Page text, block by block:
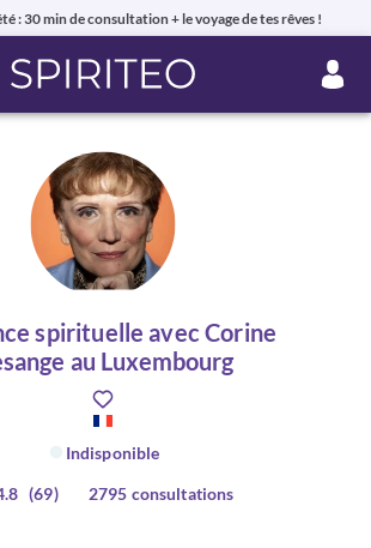
: 30 min de consultation + le voyage de tes rêves !
spirituelle avec Corine
au Luxembourg
Indisponible
(69) 2795 consultations